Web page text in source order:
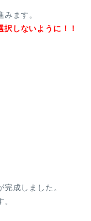
ます。
しないように！！
成しました。